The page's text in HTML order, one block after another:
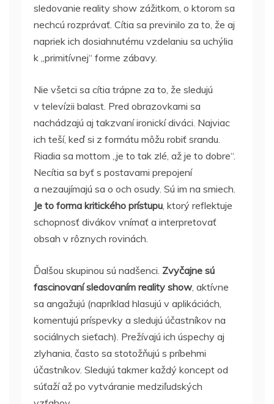
sledovanie reality show zážitkom, o ktorom sa
nechcú rozprávať. Cítia sa previnilo za to, že aj
napriek ich dosiahnutému vzdelaniu sa uchýlia
k „primitívnej“ forme zábavy.
Nie všetci sa cítia trápne za to, že sledujú
v televízii balast. Pred obrazovkami sa
nachádzajú aj takzvaní ironickí diváci. Najviac
ich teší, keď si z formátu môžu robiť srandu.
Riadia sa mottom „je to tak zlé, až je to dobre“.
Necítia sa byť s postavami prepojení
a nezaujímajú sa o och osudy. Sú im na smiech.
Je to forma kritického prístupu, ktorý reflektuje
schopnosť divákov vnímať a interpretovať
obsah v rôznych rovinách.
Ďalšou skupinou sú nadšenci. Zvyčajne sú
fascinovaní sledovaním reality show, aktívne
sa angažujú (napríklad hlasujú v aplikáciách,
komentujú príspevky a sledujú účastníkov na
sociálnych sieťach). Prežívajú ich úspechy aj
zlyhania, často sa stotožňujú s príbehmi
účastníkov. Sledujú takmer každý koncept od
súťaží až po vytváranie medziľudských